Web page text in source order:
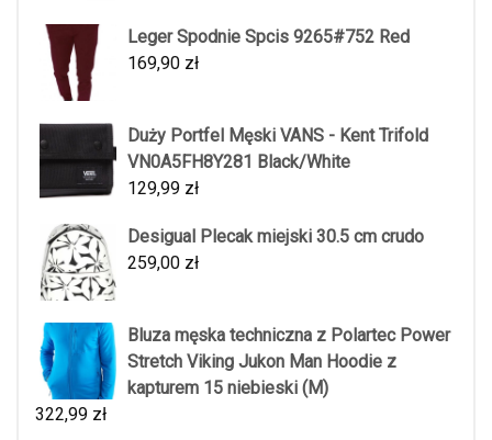
Leger Spodnie Spcis 9265#752 Red
169,90 zł
Duży Portfel Męski VANS - Kent Trifold
VN0A5FH8Y281 Black/White
129,99 zł
Desigual Plecak miejski 30.5 cm crudo
259,00 zł
Bluza męska techniczna z Polartec Power
Stretch Viking Jukon Man Hoodie z
kapturem 15 niebieski (M)
322,99 zł